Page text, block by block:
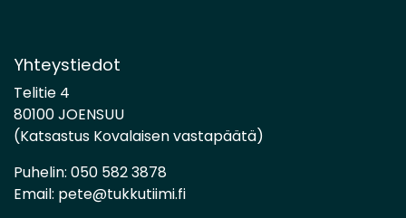
Yhteystiedot
Telitie 4
80100 JOENSUU
(Katsastus Kovalaisen vastapäätä)
Puhelin: 050 582 3878
Email: pete@tukkutiimi.fi